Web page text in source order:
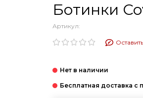
Ботинки
Артикул: